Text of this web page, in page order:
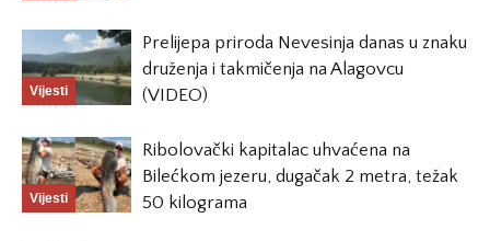
Vijesti
Prelijepa priroda Nevesinja danas u znaku
druženja i takmičenja na Alagovcu
(VIDEO)
Vijesti
Ribolovački kapitalac uhvaćena na
Bilećkom jezeru, dugačak 2 metra, težak
50 kilograma